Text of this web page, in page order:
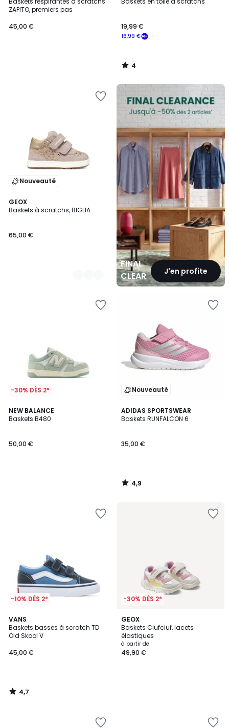
ZAPITO, premiers pas
45,00 €
16,99 €
19,99 €
4
/
Nouveauté
GEOX
Baskets à scratchs, BIGLIA
65,00 €
2
Couleurs
FINAL
CLEARANCEJ'en profite
FINAL
CLEARANCE
-30% DÈS 2*
NEW BALANCE
Baskets B480
50,00 €
Nouveauté
ADIDAS SPORTSWEAR
Baskets RUNFALCON 6
35,00 €
4,9
/ 5
4,9
/
-10% DÈS 2*
VANS
Baskets basses à scratch TD
Old Skool V
45,00 €
4,7
/ 5
4,7
/
-30% DÈS 2*
GEOX
Baskets Ciufciuf, lacets
élastiques
à partir de
49,90 €